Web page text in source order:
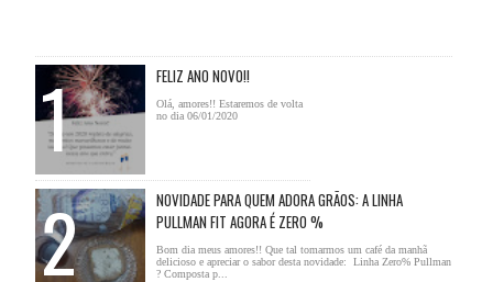
FELIZ ANO NOVO!!
Olá, amores!! Estaremos de volta
no dia 06/01/2020
NOVIDADE PARA QUEM ADORA GRÃOS: A LINHA
PULLMAN FIT AGORA É ZERO %
Bom dia meus amores!! Que tal tomarmos um café da manhã
delicioso e apreciar o sabor desta novidade: Linha Zero% Pullman
? Composta p...